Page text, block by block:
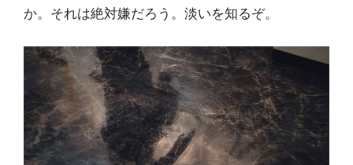
か。それは絶対嫌だろう。淡いを知るぞ。